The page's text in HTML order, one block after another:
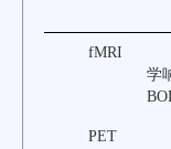
fMRI
学
PET